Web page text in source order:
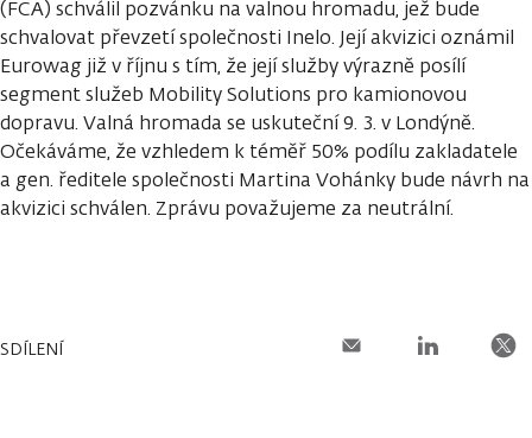
(FCA) schválil pozvánku na valnou hromadu, jež bude
schvalovat převzetí společnosti Inelo. Její akvizici oznámil
Eurowag již v říjnu s tím, že její služby výrazně posílí
segment služeb Mobility Solutions pro kamionovou
dopravu. Valná hromada se uskuteční 9. 3. v Londýně.
Očekáváme, že vzhledem k téměř 50% podílu zakladatele
a gen. ředitele společnosti Martina Vohánky bude návrh na
akvizici schválen. Zprávu považujeme za neutrální.
SDÍLENÍ